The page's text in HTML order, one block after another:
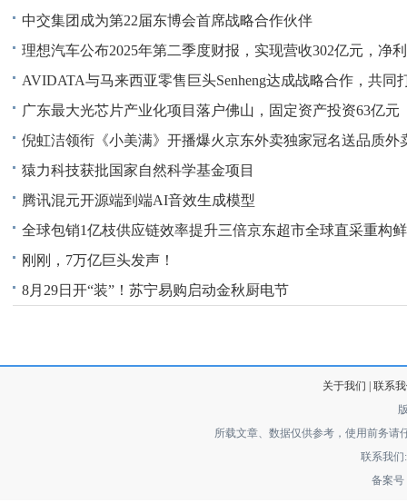
中交集团成为第22届东博会首席战略合作伙伴
理想汽车公布2025年第二季度财报，实现营收302亿元，净
AVIDATA与马来西亚零售巨头Senheng达成战略合作，共同
广东最大光芯片产业化项目落户佛山，固定资产投资63亿元
倪虹洁领衔《小美满》开播爆火京东外卖独家冠名送品质外
猿力科技获批国家自然科学基金项目
腾讯混元开源端到端AI音效生成模型
全球包销1亿枝供应链效率提升三倍京东超市全球直采重构
刚刚，7万亿巨头发声！
8月29日开“装”！苏宁易购启动金秋厨电节
关于我们 | 联系
所载文章、数据仅供参考，使用前务请
联系我们:
备案号